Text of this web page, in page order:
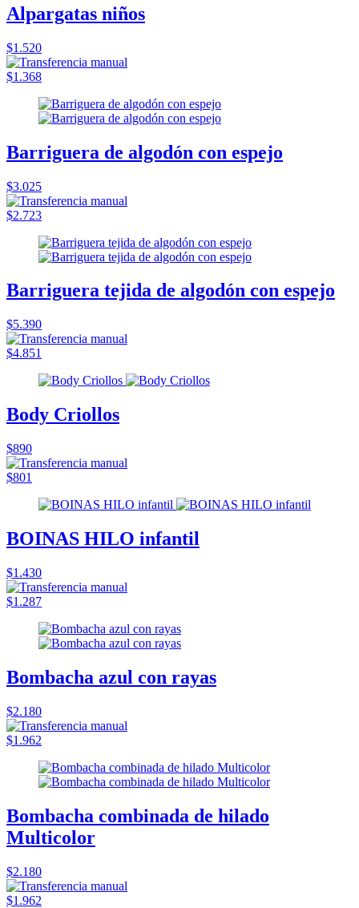
Alpargatas niños
$1.520
$1.368
Barriguera de algodón con espejo
$3.025
$2.723
Barriguera tejida de algodón con espejo
$5.390
$4.851
Body Criollos
$890
$801
BOINAS HILO infantil
$1.430
$1.287
Bombacha azul con rayas
$2.180
$1.962
Bombacha combinada de hilado
Multicolor
$2.180
$1.962